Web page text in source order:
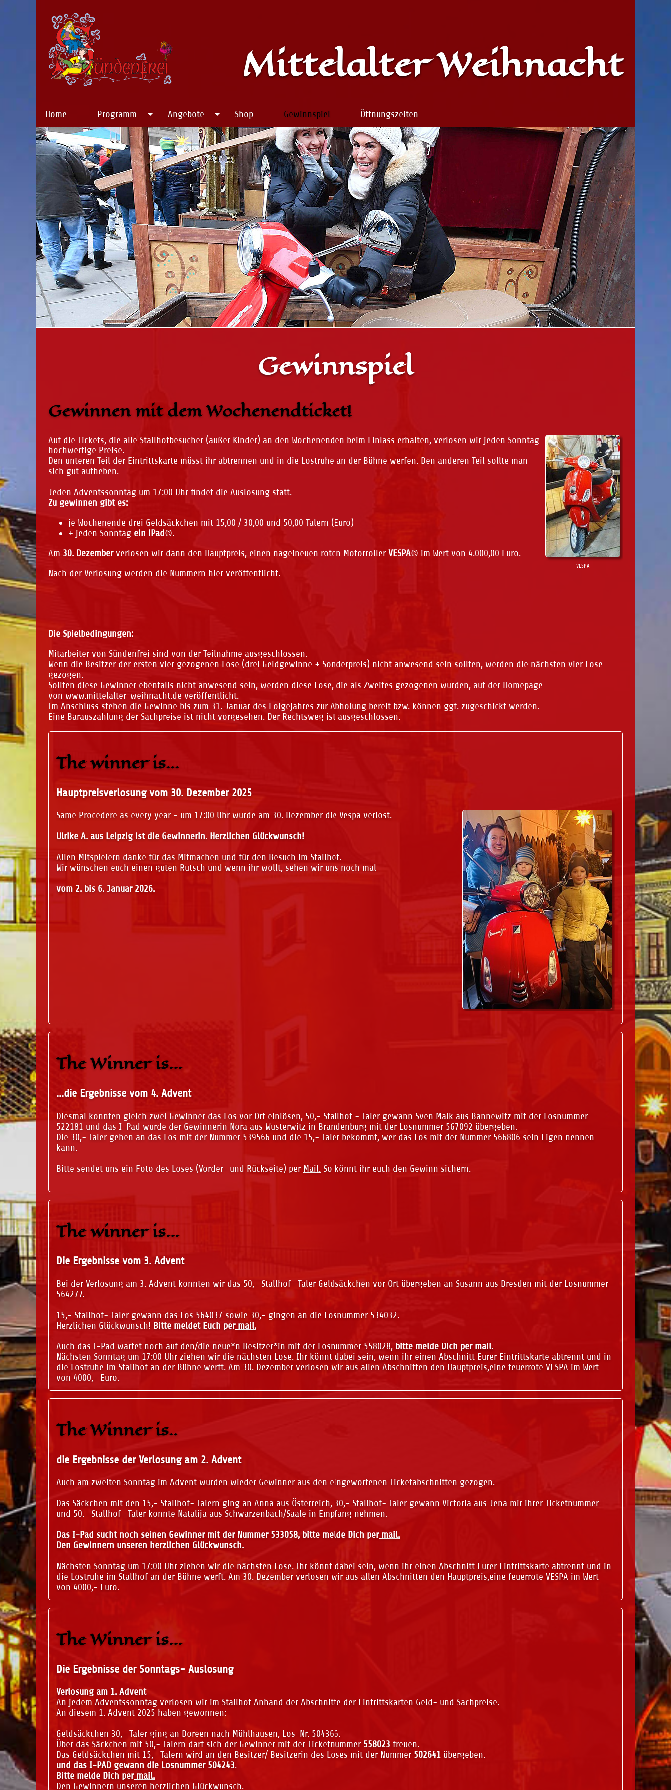
Mittelalter Weihnacht
Home Programm Angebote Shop Gewinnspiel Öffnungszeiten
Gewinnspiel
Gewinnen mit dem Wochenendticket!
VESPA
Auf die Tickets, die alle Stallhofbesucher (außer Kinder) an den Wochenenden beim Einlass erhalten, verlosen wir jeden Sonntag
hochwertige Preise.
Den unteren Teil der Eintrittskarte müsst ihr abtrennen und in die Lostruhe an der Bühne werfen. Den anderen Teil sollte man
sich gut aufheben.
Jeden Adventssonntag um 17:00 Uhr findet die Auslosung statt.
Zu gewinnen gibt es:
je Wochenende drei Geldsäckchen mit 15,00 / 30,00 und 50,00 Talern (Euro)
+ jeden Sonntag ein iPad®.
Am 30. Dezemberverlosen wir dann den Hauptpreis, einen nagelneuen roten Motorroller VESPA® im Wert von 4.000,00 Euro.
Nach der Verlosung werden die Nummern hier veröffentlicht.
Die Spielbedingungen:
Mitarbeiter von Sündenfrei sind von der Teilnahme ausgeschlossen.
Wenn die Besitzer der ersten vier gezogenen Lose (drei Geldgewinne + Sonderpreis) nicht anwesend sein sollten, werden die nächsten vier Lose
gezogen.
Sollten diese Gewinner ebenfalls nicht anwesend sein, werden diese Lose, die als Zweites gezogenen wurden, auf der Homepage
von www.mittelalter-weihnacht.de veröffentlicht.
Im Anschluss stehen die Gewinne bis zum 31. Januar des Folgejahres zur Abholung bereit bzw. können ggf. zugeschickt werden.
Eine Barauszahlung der Sachpreise ist nicht vorgesehen. Der Rechtsweg ist ausgeschlossen.
The winner is...
Hauptpreisverlosung vom 30. Dezember 2025
Same Procedere as every year - um 17:00 Uhr wurde am 30. Dezember die Vespa verlost.
Ulrike A. aus Leipzig ist die Gewinnerin. Herzlichen Glückwunsch!
Allen Mitspielern danke für das Mitmachen und für den Besuch im Stallhof.
Wir wünschen euch einen guten Rutsch und wenn ihr wollt, sehen wir uns noch mal
vom 2. bis 6. Januar 2026.
The Winner is...
...die Ergebnisse vom 4. Advent
Diesmal konnten gleich zwei Gewinner das Los vor Ort einlösen, 50,- Stallhof - Taler gewann Sven Maik aus Bannewitz mit der Losnummer
522181 und das I-Pad wurde der Gewinnerin Nora aus Wusterwitz in Brandenburg mit der Losnummer 567092 übergeben.
Die 30,- Taler gehen an das Los mit der Nummer 539566 und die 15,- Taler bekommt, wer das Los mit der Nummer 566806 sein Eigen nennen
kann.
Bitte sendet uns ein Foto des Loses (Vorder- und Rückseite) per Mail. So könnt ihr euch den Gewinn sichern.
The winner is...
Die Ergebnisse vom 3. Advent
Bei der Verlosung am 3. Advent konnten wir das 50,- Stallhof- Taler Geldsäckchen vor Ort übergeben an Susann aus Dresden mit der Losnummer
564277.
15,- Stallhof- Taler gewann das Los 564037 sowie 30,- gingen an die Losnummer 534032.
Herzlichen Glückwunsch! Bitte meldet Euch permail.
Auch das I-Pad wartet noch auf den/die neue*n Besitzer*in mit der Losnummer 558028, bitte melde Dich permail.
Nächsten Sonntag um 17:00 Uhr ziehen wir die nächsten Lose. Ihr könnt dabei sein, wenn ihr einen Abschnitt Eurer Eintrittskarte abtrennt und in
die Lostruhe im Stallhof an der Bühne werft. Am 30. Dezember verlosen wir aus allen Abschnitten den Hauptpreis,eine feuerrote VESPA im Wert
von 4000,- Euro.
The Winner is..
die Ergebnisse der Verlosung am 2. Advent
Auch am zweiten Sonntag im Advent wurden wieder Gewinner aus den eingeworfenen Ticketabschnitten gezogen.
Das Säckchen mit den 15,- Stallhof- Talern ging an Anna aus Österreich, 30,- Stallhof- Taler gewann Victoria aus Jena mir ihrer Ticketnummer
und 50.- Stallhof- Taler konnte Natalija aus Schwarzenbach/Saale in Empfang nehmen.
Das I-Pad sucht noch seinen Gewinner mit der Nummer 533058, bitte melde Dich permail.
Den Gewinnern unseren herzlichen Glückwunsch.
Nächsten Sonntag um 17:00 Uhr ziehen wir die nächsten Lose. Ihr könnt dabei sein, wenn ihr einen Abschnitt Eurer Eintrittskarte abtrennt und in
die Lostruhe im Stallhof an der Bühne werft. Am 30. Dezember verlosen wir aus allen Abschnitten den Hauptpreis,eine feuerrote VESPA im Wert
von 4000,- Euro.
The Winner is...
Die Ergebnisse der Sonntags- Auslosung
Verlosung am 1. Advent
An jedem Adventssonntag verlosen wir im Stallhof Anhand der Abschnitte der Eintrittskarten Geld- und Sachpreise.
An diesem 1. Advent 2025 haben gewonnen:
Geldsäckchen 30,- Taler ging an Doreen nach Mühlhausen, Los-Nr. 504366.
Über das Säckchen mit 50,- Talern darf sich der Gewinner mit der Ticketnummer 558023 freuen.
Das Geldsäckchen mit 15,- Talern wird an den Besitzer/ Besitzerin des Loses mit der Nummer 502641 übergeben.
und das I-PAD gewann die Losnummer 504243.
Bitte melde Dich permail.
Den Gewinnern unseren herzlichen Glückwunsch.